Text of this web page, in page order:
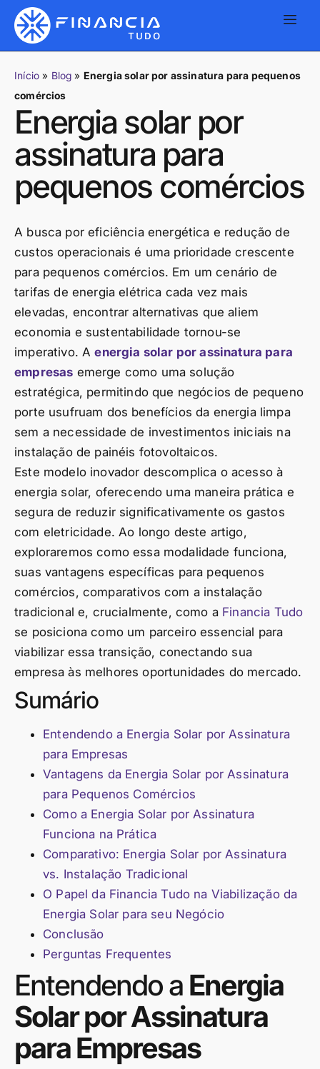
Início » Blog » Energia solar por assinatura para pequenos
comércios
Energia solar por
assinatura para
pequenos comércios
A busca por eficiência energética e redução de
custos operacionais é uma prioridade crescente
para pequenos comércios. Em um cenário de
tarifas de energia elétrica cada vez mais
elevadas, encontrar alternativas que aliem
economia e sustentabilidade tornou-se
imperativo. Aenergia solar por assinatura para
empresas emerge como uma solução
estratégica, permitindo que negócios de pequeno
porte usufruam dos benefícios da energia limpa
sem a necessidade de investimentos iniciais na
instalação de painéis fotovoltaicos.
Este modelo inovador descomplica o acesso à
energia solar, oferecendo uma maneira prática e
segura de reduzir significativamente os gastos
com eletricidade. Ao longo deste artigo,
exploraremos como essa modalidade funciona,
suas vantagens específicas para pequenos
comércios, comparativos com a instalação
tradicional e, crucialmente, como a Financia Tudo
se posiciona como um parceiro essencial para
viabilizar essa transição, conectando sua
empresa às melhores oportunidades do mercado.
Sumário
Entendendo a Energia Solar por Assinatura
para Empresas
Vantagens da Energia Solar por Assinatura
para Pequenos Comércios
Como a Energia Solar por Assinatura
Funciona na Prática
Comparativo: Energia Solar por Assinatura
vs. Instalação Tradicional
O Papel da Financia Tudo na Viabilização da
Energia Solar para seu Negócio
Conclusão
Perguntas Frequentes
Entendendo a Energia
Solar por Assinatura
para Empresas